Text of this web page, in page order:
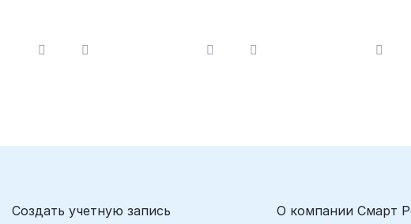
Создать учетную запись
О компании Смарт